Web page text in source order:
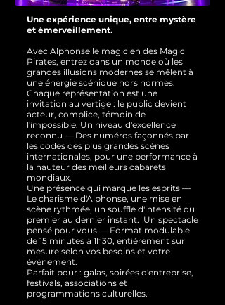
Une expérience unique, entre mystère
et émerveillement.
Avec Alphonse le magicien des Magic
Pirates, entrez dans un monde où les
grandes illusions modernes se mêlent à
une énergie scénique hors normes.
Chaque représentation est une
invitation au vertige : le public devient
acteur, complice, témoin de
l'impossible. Un niveau d'excellence
reconnu — Des numéros façonnés par
les codes des plus grandes scènes
internationales, pour une performance à
la hauteur des meilleurs cabarets
mondiaux.
Une présence qui marque les esprits —
Le charisme d'Alphonse, une mise en
scène rythmée, un souffle d'intensité du
premier au dernier instant. Un spectacle
pensé pour vous — Format modulable
de 15 minutes à 1h30, entièrement sur
mesure selon vos besoins et votre
événement.
Parfait pour : galas, soirées d'entreprise,
festivals, associations et
programmations culturelles.